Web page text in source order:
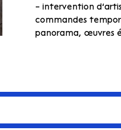
– intervention
commandes
panorama, œuvres